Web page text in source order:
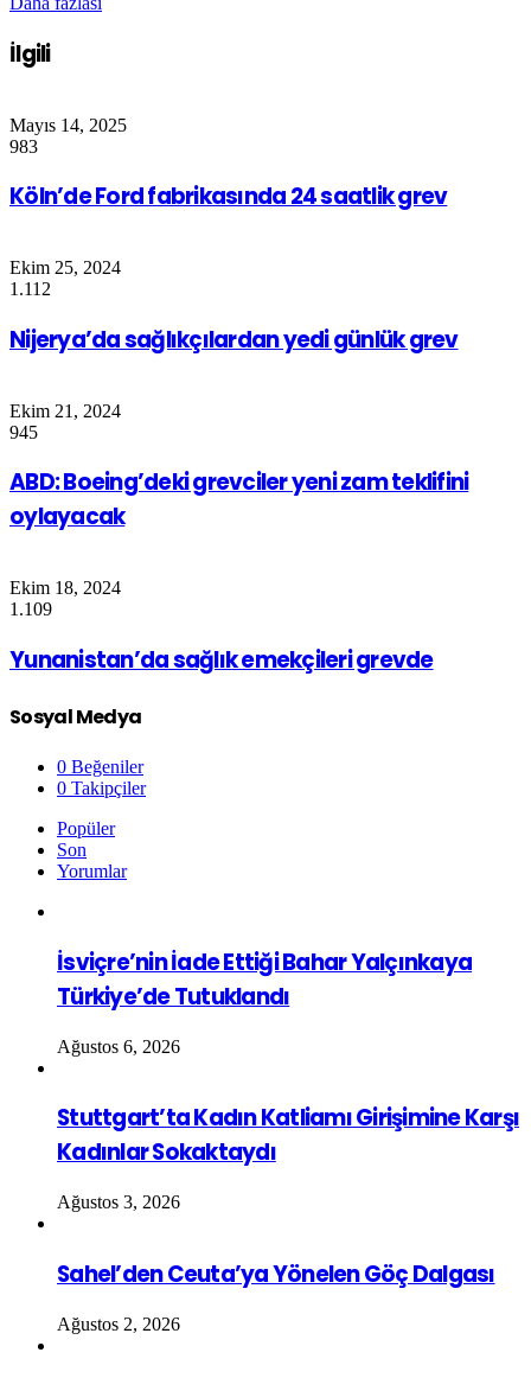
İlgili
Mayıs 14, 2025
983
Köln’de Ford fabrikasında 24 saatlik grev
Ekim 25, 2024
1.112
Nijerya’da sağlıkçılardan yedi günlük grev
Ekim 21, 2024
945
ABD: Boeing’deki grevciler yeni zam teklifini
oylayacak
Ekim 18, 2024
1.109
Yunanistan’da sağlık emekçileri grevde
Sosyal Medya
0 Beğeniler
0 Takipçiler
Popüler
Son
Yorumlar
İsviçre’nin İade Ettiği Bahar Yalçınkaya
Türkiye’de Tutuklandı
Ağustos 6, 2026
Stuttgart’ta Kadın Katliamı Girişimine Karşı
Kadınlar Sokaktaydı
Ağustos 3, 2026
Sahel’den Ceuta’ya Yönelen Göç Dalgası
Ağustos 2, 2026